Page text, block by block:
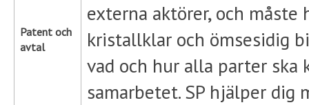
Patent och
avtal
externa aktörer, och måste
kristallklar och ömsesidig
vad och hur alla parter ska
samarbetet. SP hjälper dig